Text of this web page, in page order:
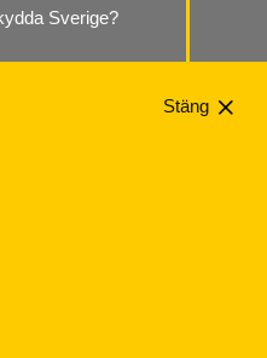
Sverige?
Stäng